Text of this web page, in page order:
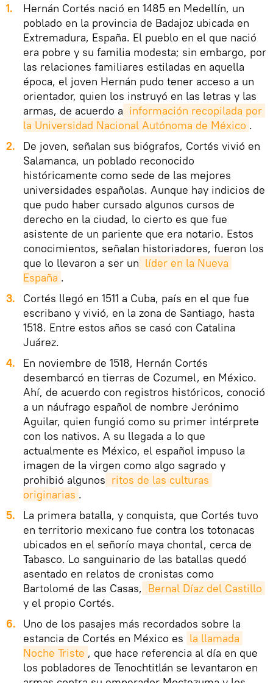
1.
Hernán Cortés nació en 1485 en Medellín, un
poblado en la provincia de Badajoz ubicada en
Extremadura, España. El pueblo en el que nació
era pobre y su familia modesta; sin embargo, por
las relaciones familiares estiladas en aquella
época, el joven Hernán pudo tener acceso a un
orientador, quien los instruyó en las letras y las
armas, de acuerdo a información recopilada por
la Universidad Nacional Autónoma de México .
2.
De joven, señalan sus biógrafos, Cortés vivió en
Salamanca, un poblado reconocido
históricamente como sede de las mejores
universidades españolas. Aunque hay indicios de
que pudo haber cursado algunos cursos de
derecho en la ciudad, lo cierto es que fue
asistente de un pariente que era notario. Estos
conocimientos, señalan historiadores, fueron los
que lo llevaron a ser un líder en la Nueva
España .
3.
Cortés llegó en 1511 a Cuba, país en el que fue
escribano y vivió, en la zona de Santiago, hasta
1518. Entre estos años se casó con Catalina
Juárez.
4.
En noviembre de 1518, Hernán Cortés
desembarcó en tierras de Cozumel, en México.
Ahí, de acuerdo con registros históricos, conoció
a un náufrago español de nombre Jerónimo
Aguilar, quien fungió como su primer intérprete
con los nativos. A su llegada a lo que
actualmente es México, el español impuso la
imagen de la virgen como algo sagrado y
prohibió algunos ritos de las culturas
originarias .
5.
La primera batalla, y conquista, que Cortés tuvo
en territorio mexicano fue contra los totonacas
ubicados en el señorío maya chontal, cerca de
Tabasco. Lo sanguinario de las batallas quedó
asentado en relatos de cronistas como
Bartolomé de las Casas, Bernal Díaz del Castillo
y el propio Cortés.
6.
Uno de los pasajes más recordados sobre la
estancia de Cortés en México es la llamada
Noche Triste , que hace referencia al día en que
los pobladores de Tenochtitlán se levantaron en